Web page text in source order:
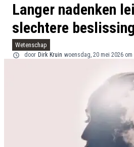
Langer nadenken
slechtere
Wetenschap
door Dirk Kruin woensdag, 20 mei 2026 om